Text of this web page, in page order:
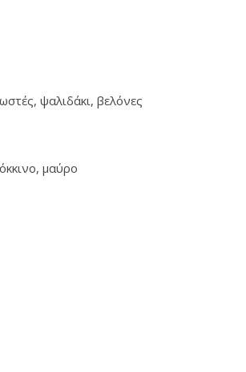
ψαλιδάκι, βελόνες
μαύρο